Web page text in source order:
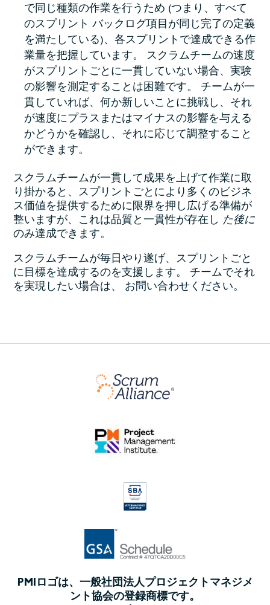
で同じ種類の作業を行うため (つまり、すべて
のスプリント バックログ項目が同じ完了の定義
を満たしている)、各スプリントで達成できる作
業量を把握しています。 スクラムチームの速度
がスプリントごとに一貫していない場合、実験
の影響を測定することは困難です。 チームが一
貫していれば、何か新しいことに挑戦し、それ
が速度にプラスまたはマイナスの影響を与える
かどうかを確認し、それに応じて調整すること
ができます。
スクラムチームが一貫して成果を上げて作業に取
り掛かると、スプリントごとにより多くのビジネ
ス価値を提供するために限界を押し広げる準備が
整いますが、これは品質と一貫性が存在し た後に
のみ達成できます。
スクラムチームが毎日やり遂げ、スプリントごと
に目標を達成するのを支援します。 チームでそれ
を実現したい場合は、 お問い合わせください。
PMIロゴは、一般社団法人プロジェクトマネジメ
ント協会の登録商標です。